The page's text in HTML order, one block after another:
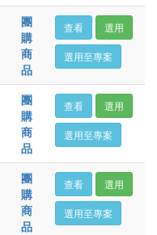
團
購
商
品
查看 選用
選用至專案
團
購
商
品
查看 選用
選用至專案
團
購
商
品
查看 選用
選用至專案